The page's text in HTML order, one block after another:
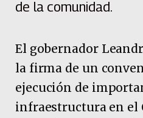
de la comunidad.
El gobernador
la firma de un
ejecución de
infraestructura en el